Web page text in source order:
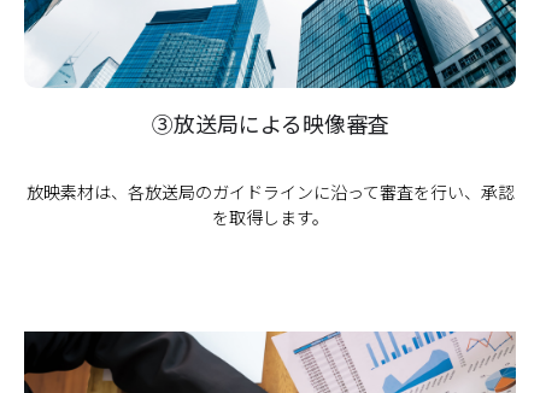
③放送局による映像審査
放映素材は、各放送局のガイドラインに沿って審査を行い、承認
を取得します。